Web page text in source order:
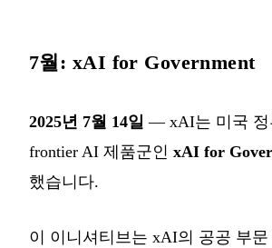
7월: xAI for Government
2025년 7월 14일 — xAI는 미국 정
frontier AI 제품군인 xAI for
했습니다.
이 이니셔티브는 xAI의 공공 부문